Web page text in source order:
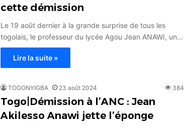
cette démission
Le 19 août dernier à la grande surprise de tous les
togolais, le professeur du lycée Agou Jean ANAWI, un…
Lire la suite »
TOGONYIGBA 23 août 2024 384
Togo|Démission à l’ANC : Jean
Akilesso Anawi jette l’éponge